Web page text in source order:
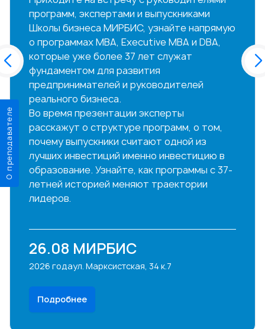
программ, экспертами и выпускниками
Школы бизнеса МИРБИС, узнайте напрямую
о программах MBA, Executive MBA и DBA,
которые уже более 37 лет служат
фундаментом для развития
предпринимателей и руководителей
реального бизнеса.
Во время презентации эксперты
расскажут о структуре программ, о том,
почему выпускники считают одной из
лучших инвестиций именно инвестицию в
образование. Узнайте, как программы с 37-
летней историей меняют траектории
лидеров.
26.08
2026 года
МИРБИС
ул. Марксистская, 34 к.7
Подробнее
О преподавателе